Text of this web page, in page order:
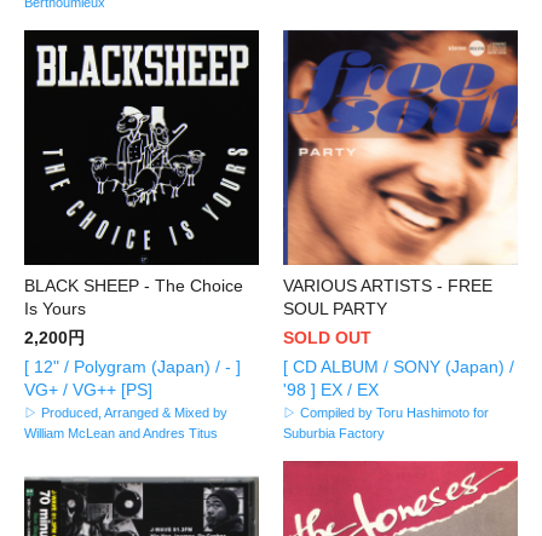
BLACK SHEEP - The Choice
Is Yours
2,200円
[ 12" / Polygram (Japan) / - ]
VG+ / VG++ [PS]
▷ Produced, Arranged & Mixed by
William McLean and Andres Titus
VARIOUS ARTISTS - FREE
SOUL PARTY
SOLD OUT
[ CD ALBUM / SONY (Japan) /
'98 ] EX / EX
▷ Compiled by Toru Hashimoto for
Suburbia Factory